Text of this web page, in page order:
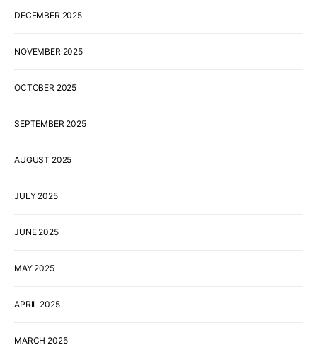
DECEMBER 2025
NOVEMBER 2025
OCTOBER 2025
SEPTEMBER 2025
AUGUST 2025
JULY 2025
JUNE 2025
MAY 2025
APRIL 2025
MARCH 2025